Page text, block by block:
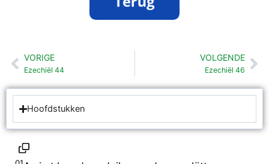
Vorige
VORIGE
Ezechiël 44
VOLGENDE
Ezechiël 46
Hoofdstukken